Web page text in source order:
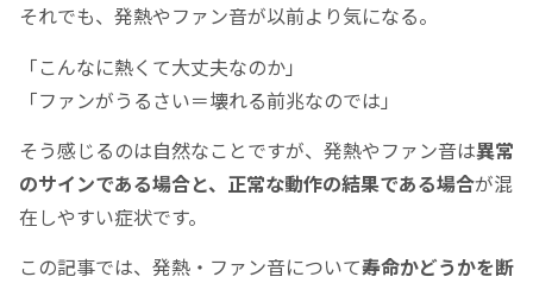
それでも、発熱やファン音が以前より気になる。
「こんなに熱くて大丈夫なのか」
「ファンがうるさい＝壊れる前兆なのでは」
そう感じるのは自然なことですが、発熱やファン音は異常
のサインである場合と、正常な動作の結果である場合が混
在しやすい症状です。
この記事では、発熱・ファン音について寿命かどうかを断